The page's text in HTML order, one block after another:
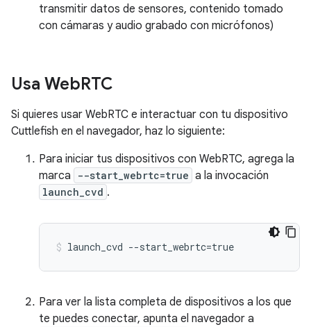
transmitir datos de sensores, contenido tomado
con cámaras y audio grabado con micrófonos)
Usa WebRTC
Si quieres usar WebRTC e interactuar con tu dispositivo
Cuttlefish en el navegador, haz lo siguiente:
Para iniciar tus dispositivos con WebRTC, agrega la
marca
--start_webrtc=true a la invocación
launch_cvd .
Para ver la lista completa de dispositivos a los que
te puedes conectar, apunta el navegador a